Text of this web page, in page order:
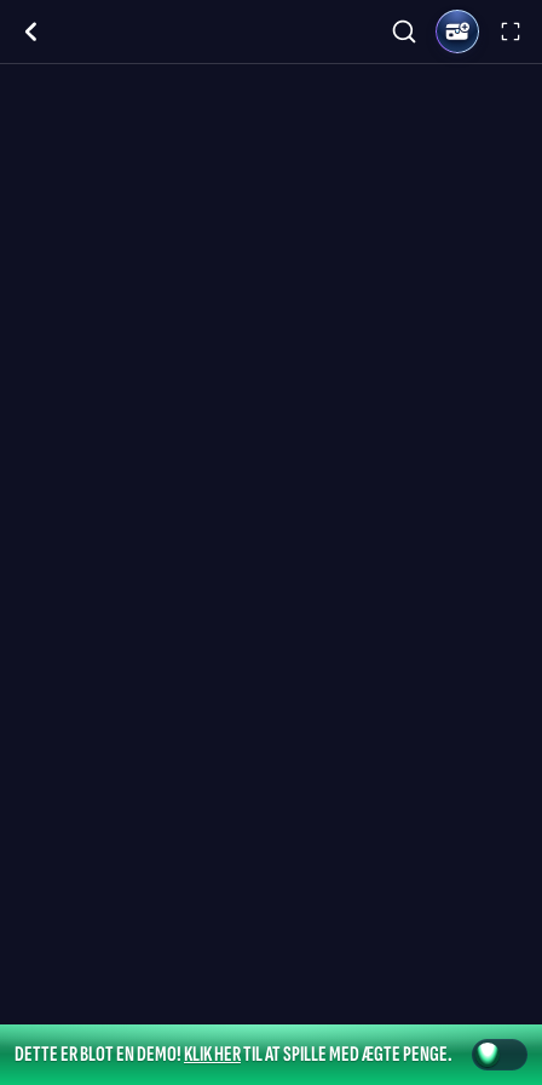
DETTE ER BLOT EN DEMO!KLIK HERTIL AT SPILLE MED ÆGTE PENGE.